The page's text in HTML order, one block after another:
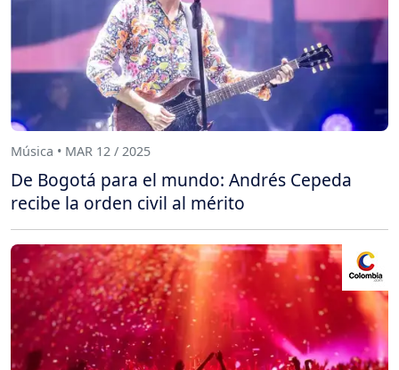
Música • MAR 12 / 2025
De Bogotá para el mundo: Andrés Cepeda
recibe la orden civil al mérito